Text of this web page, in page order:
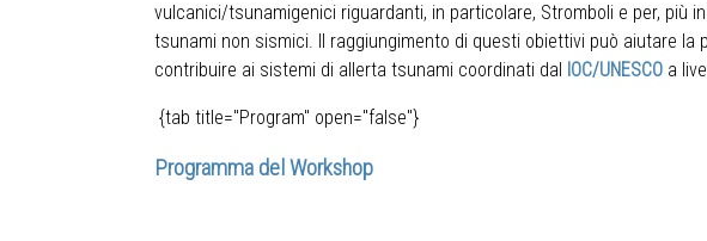
vulcanici/tsunamigenici riguardanti, in particolare, Stromboli e per, più
tsunami non sismici. Il raggiungimento di questi obiettivi può aiutare
contribuire ai sistemi di allerta tsunami coordinati dal
IOC/UNESCO a
{tab title="Program" open="false"}
Programma del Workshop